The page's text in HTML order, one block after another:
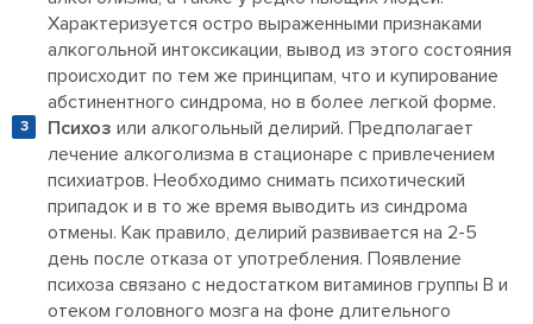
Характеризуется остро выраженными признаками
алкогольной интоксикации, вывод из этого состояния
происходит по тем же принципам, что и купирование
абстинентного синдрома, но в более легкой форме.
Психоз или алкогольный делирий. Предполагает
лечение алкоголизма в стационаре с привлечением
психиатров. Необходимо снимать психотический
припадок и в то же время выводить из синдрома
отмены. Как правило, делирий развивается на 2-5
день после отказа от употребления. Появление
психоза связано с недостатком витаминов группы В и
отеком головного мозга на фоне длительного